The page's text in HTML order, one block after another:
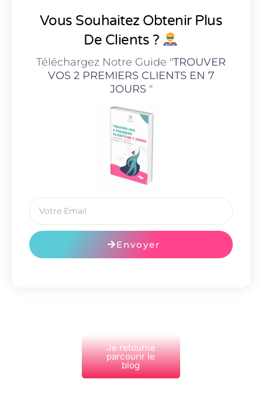
Vous Souhaitez Obtenir Plus
De Clients ?
Téléchargez Notre Guide "TROUVER
VOS 2 PREMIERS CLIENTS EN 7
JOURS"
Envoyer
Je retourne
parcourir le
blog